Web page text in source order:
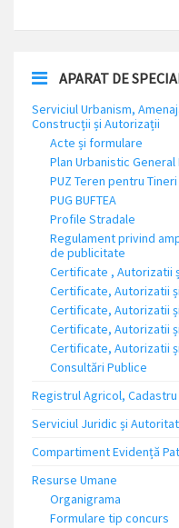
APARAT DE
Serviciul Urbanism,
Construcții și Autorizații
Acte și formulare
Plan Urbanistic General
PUZ Teren pentru Tineri
PUG BUFTEA
Profile Stradale
Regulament privind
de publicitate
Certificate , Autorizatii
Certificate, Autorizatii
Certificate, Autorizatii
Certificate, Autorizatii
Certificate, Autorizatii
Consultări Publice
Registrul Agricol, Cadastru
Serviciul Juridic și
Compartiment Evidență
Resurse Umane
Organigrama
Formulare tip concurs